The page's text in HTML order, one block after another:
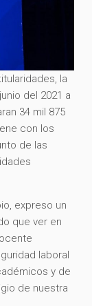
la
del 2021 a
34 mil 875
con los
de las
expreso un
que ver en
laboral
y de
de nuestra